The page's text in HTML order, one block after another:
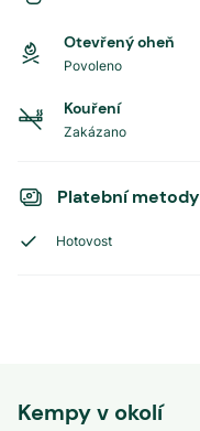
Otevřený oheň
Povoleno
Kouření
Zakázano
Platební metody
Hotovost
Kempy v okolí